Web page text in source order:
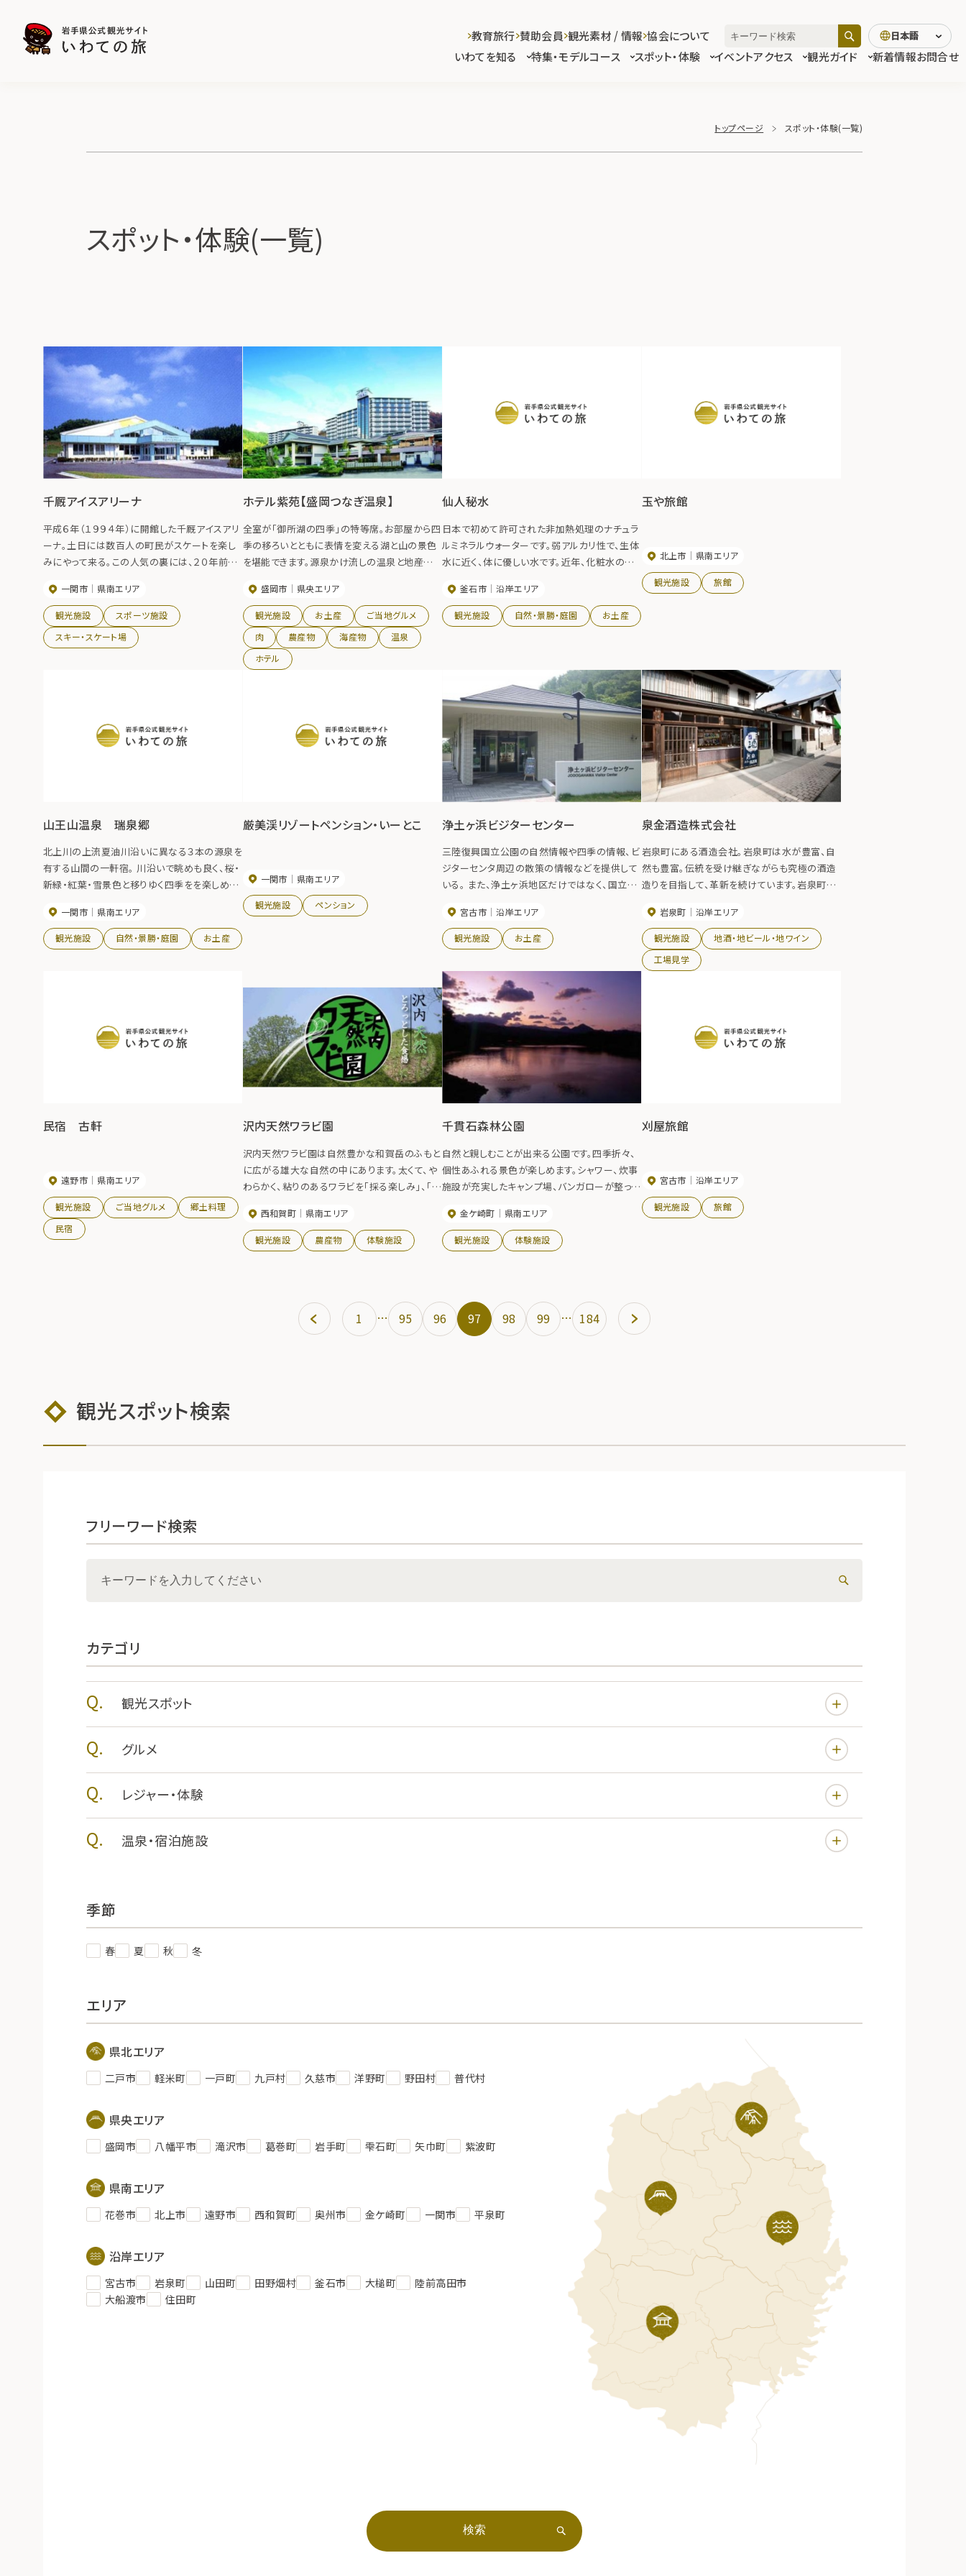
いわてを知る 特集・モデルコース スポット・体験 イベントアクセス 観光ガイド 新着情報お問合せ
教育旅行 賛助会員 観光素材 / 情報 協会について 日本語
トップページ スポット・体験(一覧)
スポット・体験(一覧)
千厩アイスアリーナ
平成６年（１９９４年）に開館した千厩アイスアリ
ーナ。土日には数百人の町民がスケートを楽し
みにやって来る。この人気の裏には、２０年前の
期は多目的ホールとして利用できる。
一関市 県南エリア
観光施設
スポーツ施設
スキー・スケート場
ホテル紫苑【盛岡つなぎ温泉】
全室が「御所湖の四季」の特等席。お部屋から四
季の移ろいとともに表情を変える湖と山の景色
を堪能できます。源泉かけ流しの温泉と地産地
り、１日1組だけの特別な結婚式としてもご利用
できます。
盛岡市 県央エリア
観光施設 お土産
ご当地グルメ
肉
農産物 海産物
温泉
ホテル
仙人秘水
日本で初めて許可された非加熱処理のナチュラ
ルミネラルウォーターです。弱アルカリ性で、生体
水に近く、体に優しい水です。近年、化粧水の原
釜石市 沿岸エリア
観光施設 自然・景勝・庭園 お土産
玉や旅館
北上市 県南エリア
観光施設 旅館
山王山温泉 瑞泉郷
北上川の上流夏油川沿いに異なる３本の源泉を
有する山間の一軒宿。 川沿いで眺めも良く、桜・
新緑・紅葉・雪景色と移りゆく四季をを楽しめま
湯」として人気を得ております。 浴室は「夢の
湯」、「美人の湯」、女性専用露天風呂「せせらぎ
の湯」、男性露天風呂「四季の湯」、 貸切風呂「よ
を丁寧に手作り。体にやさしい料理長自慢の
品々をお楽しみください。 【紅葉の見ごろ】10月
一関市 県南エリア
観光施設 自然・景勝・庭園 お土産
厳美渓リゾートペンション・いーとこ
一関市 県南エリア
観光施設 ペンション
浄土ヶ浜ビジターセンター
三陸復興国立公園の自然情報や四季の情報、ビ
ジターセンタ周辺の散策の情報などを提供して
いる。 また、浄土ヶ浜地区だけではなく、国立公
る。 宮古市 沿岸エリア
観光施設 お土産
泉金酒造株式会社
岩泉町にある酒造会社。岩泉町は水が豊富、自
然も豊富。伝統を受け継ぎながらも究極の酒造
造りを目指して、革新を続けています。岩泉町名
い酒を製造しています。
岩泉町 沿岸エリア
観光施設
地酒・地ビール・地ワイン
工場見学
民宿 古軒
遠野市 県南エリア
観光施設 ご当地グルメ
郷土料理
民宿
沢内天然ワラビ園
沢内天然ワラビ園は自然豊かな和賀岳のふもと
に広がる雄大な自然の中にあります。太くて、や
わらかく、粘りのあるワラビを「採る楽しみ」、「食
皆様のお越しをお待ちしております。
西和賀町 県南エリア
観光施設 農産物 体験施設
千貫石森林公園
自然と親しむことが出来る公園です。四季折々、
個性あふれる景色が楽しめます。シャワー、炊事
施設が充実したキャンプ場、バンガローが整って
金ケ崎町 県南エリア
観光施設 体験施設
刈屋旅館
宮古市 沿岸エリア
観光施設 旅館
1 … 95 96 97 98 99 … 184
観光スポット検索
フリーワード検索
カテゴリ
観光スポット
グルメ
レジャー・体験
温泉・宿泊施設
季節
春 夏 秋 冬
エリア
県北エリア
二戸市 軽米町 一戸町 九戸村 久慈市 洋野町 野田村 普代村
県央エリア
盛岡市 八幡平市 滝沢市 葛巻町 岩手町 雫石町 矢巾町 紫波町
県南エリア
花巻市 北上市 遠野市 西和賀町 奥州市 金ケ崎町 一関市 平泉町
沿岸エリア
宮古市 岩泉町 山田町 田野畑村 釜石市 大槌町
陸前高田市
大船渡市
住田町